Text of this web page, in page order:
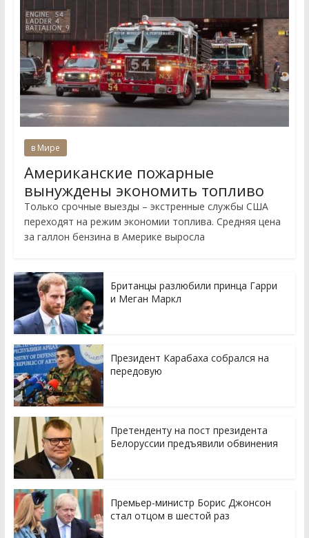
в Мире
Американские пожарные
вынуждены экономить топливо
Только срочные выезды – экстренные службы США
переходят на режим экономии топлива. Средняя цена
за галлон бензина в Америке выросла
Британцы разлюбили принца Гарри
и Меган Маркл
Президент Карабаха собрался на
передовую
Претенденту на пост президента
Белоруссии предъявили обвинения
Премьер-министр Борис Джонсон
стал отцом в шестой раз